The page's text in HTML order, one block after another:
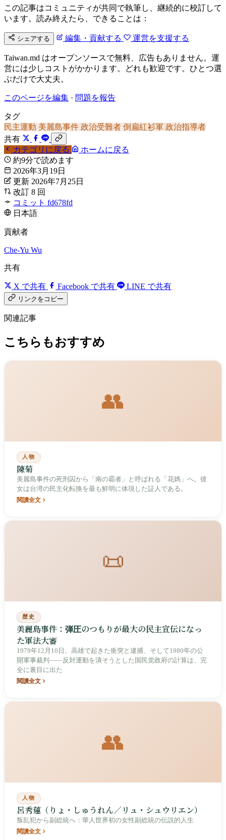
この記事はコミュニティが共同で執筆し、継続的に校訂して
います。読み終えたら、できることは：
シェアする 編集・貢献する 運営を支援する
Taiwan.md はオープンソースで無料、広告もありません。運
営には少しコストがかかります。どれも歓迎です。ひとつ選
ぶだけで大丈夫。
このページを編集 · 問題を報告
タグ
民主運動 美麗島事件 政治受難者 倒扁紅衫軍 政治指導者
共有
カテゴリに戻る
ホームに戻る
約9分で読めます
2026年3月19日
更新 2026年7月25日
改訂 8 回
コミット fd678fd
日本語
貢献者
Che-Yu Wu
共有
X で共有 Facebook で共有 LINE で共有
リンクをコピー
関連記事
こちらもおすすめ
👥
人物
陳菊
美麗島事件の死刑囚から「南の霸者」と呼ばれる「花媽」へ。彼
女は台湾の民主化転換を最も鮮明に体現した証人である。
閱讀全文
📜
歴史
美麗島事件：弾圧のつもりが最大の民主宣伝になっ
た軍法大審
1979年12月10日、高雄で起きた衝突と逮捕、そして1980年の公
開軍事裁判——反対運動を潰そうとした国民党政府の計算は、完
全に裏目に出た
閱讀全文
👥
人物
呂秀蓮（りょ・しゅうれん／リュ・シュウリエン）
叛乱犯から副総統へ：華人世界初の女性副総統の伝説的人生
閱讀全文